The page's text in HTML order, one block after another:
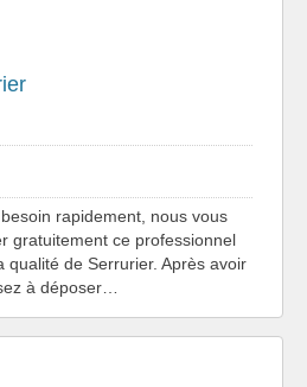
rapidement, nous vous
gratuitement ce professionnel
qualité de Serrurier. Après avoir
à déposer…